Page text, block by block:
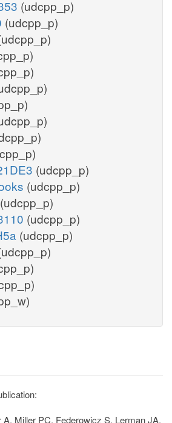
(udcpp_p)
(udcpp_p)
(udcpp_p)
(udcpp_p)
(udcpp_p)
(udcpp_p)
(udcpp_p)
A, Miller PC, Federowicz S, Lerman JA,